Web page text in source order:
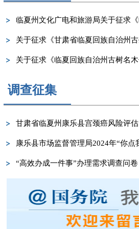
调查征集
甘肃省临夏州康乐县宫颈癌风险评估
“高效办成一件事”办理需求调查问卷